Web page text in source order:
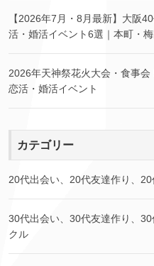
【2026年7月・8月最新】大阪
活・婚活イベント6選｜本町・
2026年天神祭花火大会・食事会
恋活・婚活イベント
カテゴリー
20代出会い、20代友達作り、
30代出会い、30代友達作り、
クル